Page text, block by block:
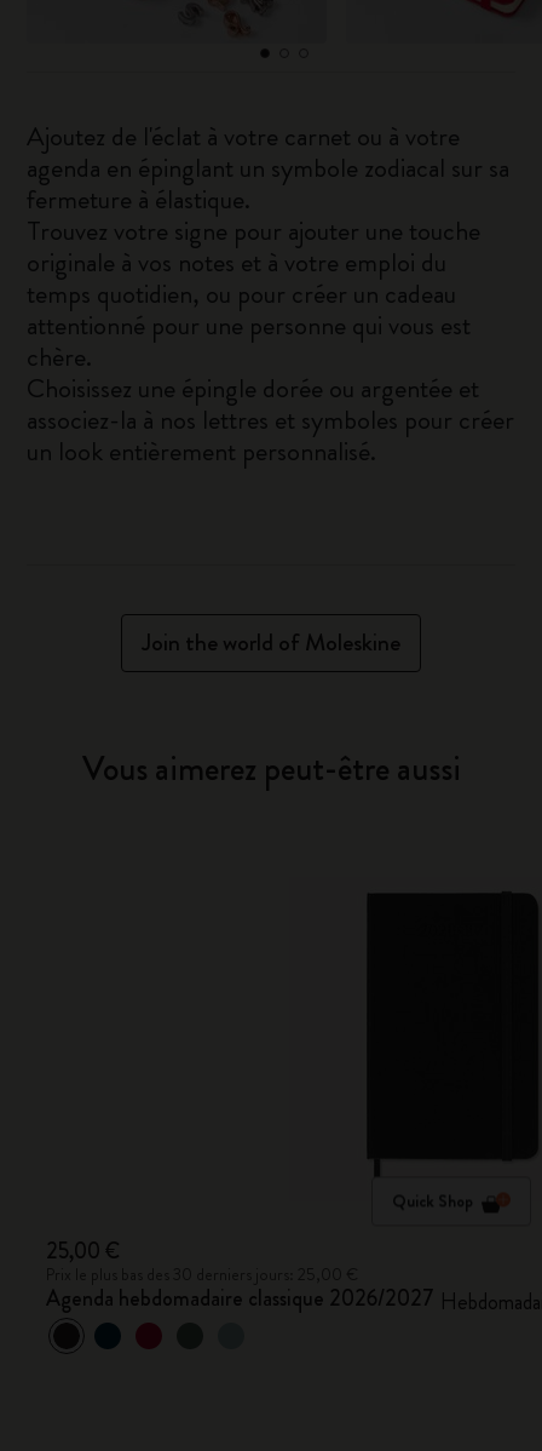
Ajoutez de l'éclat à votre carnet ou à votre
agenda en épinglant un symbole zodiacal sur sa
fermeture à élastique.
Trouvez votre signe pour ajouter une touche
originale à vos notes et à votre emploi du
temps quotidien, ou pour créer un cadeau
attentionné pour une personne qui vous est
chère.
Choisissez une épingle dorée ou argentée et
associez-la à nos lettres et symboles pour créer
un look entièrement personnalisé.
Join the world of Moleskine
Vous aimerez peut-être aussi
Quick Shop
25,00 €
Agenda hebdomadaire classique 2026/2027